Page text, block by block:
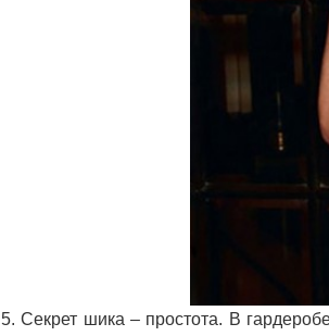
5. Секрет шика – простота. В